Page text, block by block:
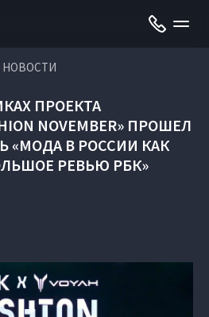
НОВОСТИ
ПРОЕКТА
NOVEMBER» ПРОШЕЛ
«МОДА В РОССИИ КАК
РЕВЬЮ РБК»